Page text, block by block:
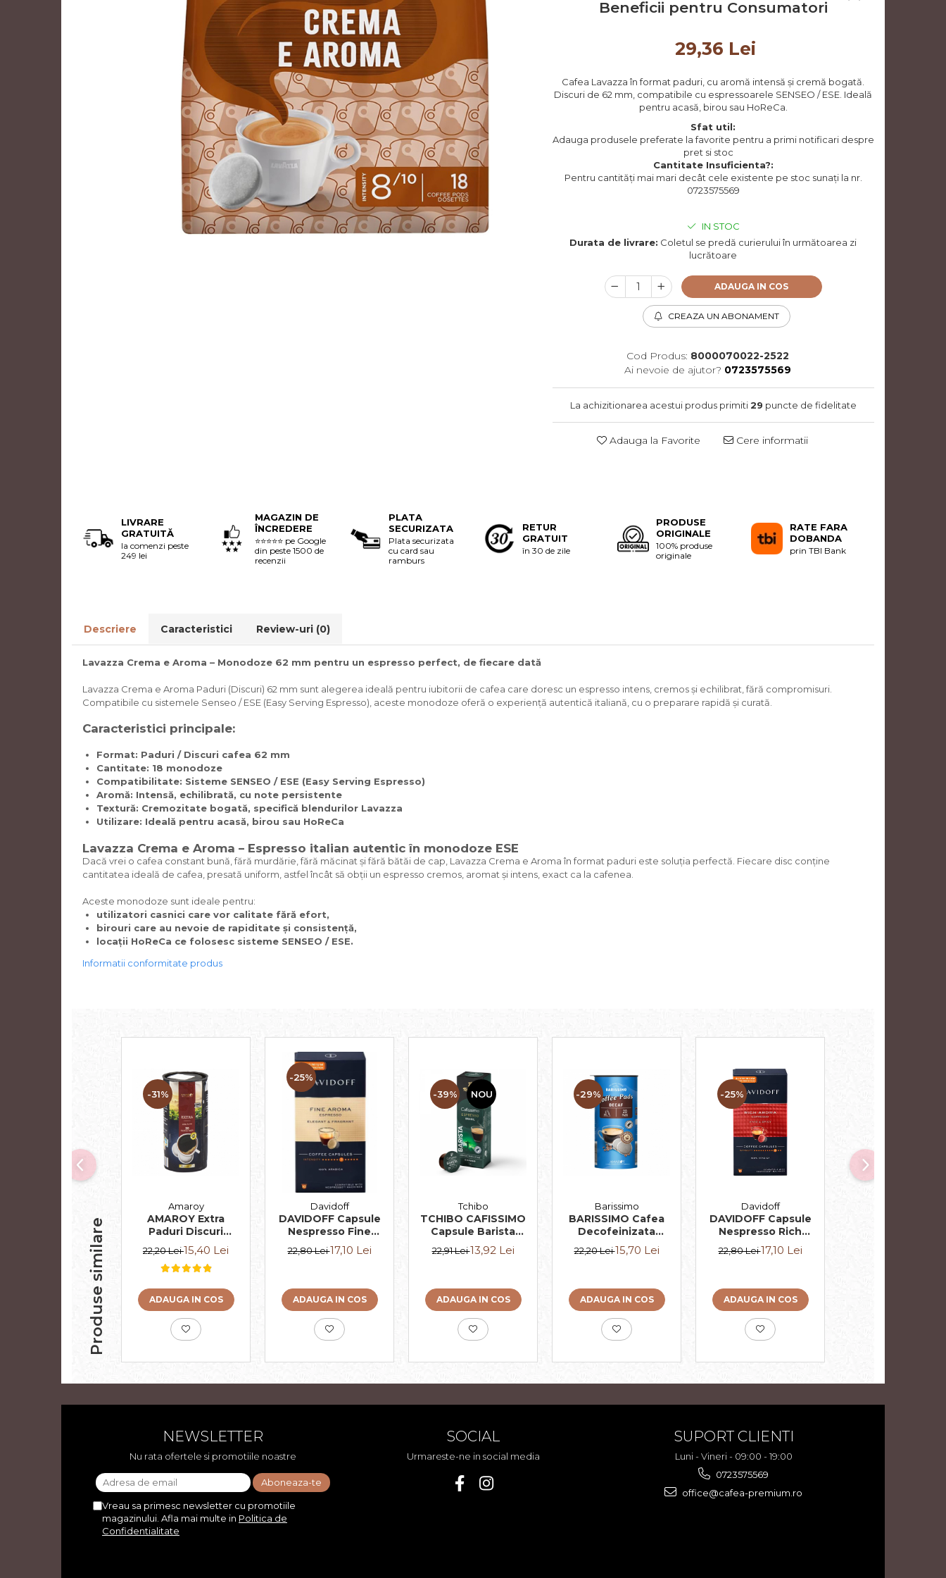
Beneficii pentru Consumatori
29,36 Lei
Cafea Lavazza în format paduri, cu aromă intensă și cremă bogată.
Discuri de 62 mm, compatibile cu espressoarele SENSEO / ESE. Ideală
pentru acasă, birou sau HoReCa.
Sfat util:
Adauga produsele preferate la favorite pentru a primi notificari despre
pret si stoc
Cantitate Insuficienta?:
Pentru cantități mai mari decât cele existente pe stoc sunați la nr.
0723575569
IN STOC
Durata de livrare: Coletul se predă curierului în următoarea zi
lucrătoare
ADAUGA IN COS
CREAZA UN ABONAMENT
Cod Produs: 8000070022-2522
Ai nevoie de ajutor? 0723575569
La achizitionarea acestui produs primiti29 puncte de fidelitate
Adauga la Favorite Cere informatii
LIVRARE
GRATUITĂ
la comenzi peste
249 lei
MAGAZIN DE
ÎNCREDERE
⭐⭐⭐⭐⭐ pe Google
din peste 1500 de
recenzii
PLATA
SECURIZATA
Plata securizata
cu card sau
ramburs
RETUR
GRATUIT
în 30 de zile
PRODUSE
ORIGINALE
100% produse
originale
RATE FARA
DOBANDA
prin TBI Bank
Descriere Caracteristici Review-uri (0)
Lavazza Crema e Aroma – Monodoze 62 mm pentru un espresso perfect, de fiecare dată
Lavazza Crema e Aroma Paduri (Discuri) 62 mm sunt alegerea ideală pentru iubitorii de cafea care doresc un espresso intens, cremos și echilibrat, fără compromisuri.
Compatibile cu sistemele Senseo / ESE (Easy Serving Espresso), aceste monodoze oferă o experiență autentică italiană, cu o preparare rapidă și curată.
Caracteristici principale:
Format: Paduri / Discuri cafea 62 mm
Cantitate: 18 monodoze
Compatibilitate: Sisteme SENSEO / ESE (Easy Serving Espresso)
Aromă: Intensă, echilibrată, cu note persistente
Textură: Cremozitate bogată, specifică blendurilor Lavazza
Utilizare: Ideală pentru acasă, birou sau HoReCa
Lavazza Crema e Aroma – Espresso italian autentic în monodoze ESE
Dacă vrei o cafea constant bună, fără murdărie, fără măcinat și fără bătăi de cap, Lavazza Crema e Aroma în format paduri este soluția perfectă. Fiecare disc conține
cantitatea ideală de cafea, presată uniform, astfel încât să obții un espresso cremos, aromat și intens, exact ca la cafenea.
Aceste monodoze sunt ideale pentru:
utilizatori casnici care vor calitate fără efort,
birouri care au nevoie de rapiditate și consistență,
locații HoReCa ce folosesc sisteme SENSEO / ESE.
Informatii conformitate produs
Produse similare
-31%
Amaroy
AMAROY Extra
Paduri Discuri
Senseo 62mm
Monodoze 20buc
140g
22,20 Lei15,40 Lei
ADAUGA IN COS
-25%
Davidoff
DAVIDOFF Capsule
Nespresso Fine
Aroma Espresso
Elegant & Fragrant
22,80 Lei17,10 Lei
ADAUGA IN COS
-39% NOU
Tchibo
TCHIBO CAFISSIMO
Capsule Barista
Espresso Brasil 10
buc 80g
22,91 Lei13,92 Lei
ADAUGA IN COS
-29%
Barissimo
BARISSIMO Cafea
Decofeinizata
Paduri Discuri
Senseo 62mm
22,20 Lei15,70 Lei
ADAUGA IN COS
-25%
Davidoff
DAVIDOFF Capsule
Nespresso Rich
Aroma Espresso
10x5.5g
22,80 Lei17,10 Lei
ADAUGA IN COS
-25%
NEWSLETTER
Nu rata ofertele si promotiile noastre
Vreau sa primesc newsletter cu promotiile
magazinului. Afla mai multe in Politica de
Confidentialitate
SOCIAL
Urmareste-ne in social media
SUPORT CLIENTI
Luni - Vineri - 09:00 - 19:00
0723575569
office@cafea-premium.ro